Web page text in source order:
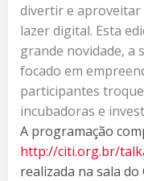
divertir e aproveitar
lazer digital. Esta
grande novidade, a
focado em
participantes
incubadoras e
A programação
http://citi.org.br/
realizada na sala